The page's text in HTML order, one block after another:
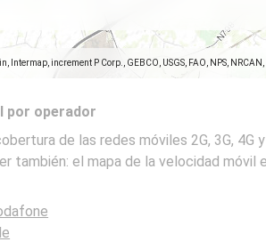
Intermap, increment P Corp., GEBCO, USGS, FAO, NPS,
por operador
de las redes móviles 2G, 3G, 4G y
también: el mapa de la velocidad móvil